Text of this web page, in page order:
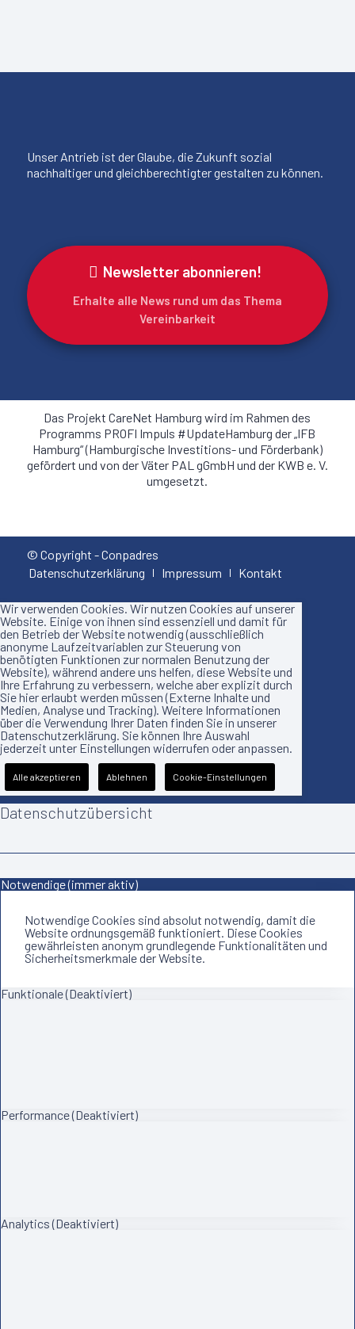
Unser Antrieb ist der Glaube, die Zukunft sozial
nachhaltiger und gleichberechtigter gestalten zu können.
Newsletter abonnieren!
Erhalte alle News rund um das Thema
Vereinbarkeit
Das Projekt CareNet Hamburg wird im Rahmen des
Programms PROFI Impuls #UpdateHamburg der „IFB
Hamburg“ (Hamburgische Investitions- und Förderbank)
gefördert und von der Väter PAL gGmbH und der KWB e. V.
umgesetzt.
© Copyright - Conpadres
Datenschutzerklärung
Impressum Kontakt
Wir verwenden Cookies. Wir nutzen Cookies auf unserer
Website. Einige von ihnen sind essenziell und damit für
den Betrieb der Website notwendig (ausschließlich
anonyme Laufzeitvariablen zur Steuerung von
benötigten Funktionen zur normalen Benutzung der
Website), während andere uns helfen, diese Website und
Ihre Erfahrung zu verbessern, welche aber explizit durch
Sie hier erlaubt werden müssen (Externe Inhalte und
Medien, Analyse und Tracking). Weitere Informationen
über die Verwendung Ihrer Daten finden Sie in unserer
Datenschutzerklärung. Sie können Ihre Auswahl
jederzeit unter Einstellungen widerrufen oder anpassen.
Alle akzeptieren Ablehnen Cookie-Einstellungen
Datenschutzübersicht
Notwendige (immer aktiv)
Notwendige Cookies sind absolut notwendig, damit die
Website ordnungsgemäß funktioniert. Diese Cookies
gewährleisten anonym grundlegende Funktionalitäten und
Sicherheitsmerkmale der Website.
Funktionale (Deaktiviert)
Performance (Deaktiviert)
Analytics (Deaktiviert)